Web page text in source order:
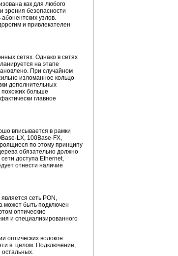
как для любого
зрения безопасности
узлов.
и привлекателен
сетях. Однако в сетях
на этапе
При случайном
изломанное кольцо
дополнительных
похожих больше
главное
вписывается в рамки
Base-LX, 100Base-FX,
по этому принципу
обязательно должно
доступа Ethernet,
отнести наличие
сеть PON,
может быть подключен
оптические
и специализированного
оптических волокон
в целом. Подключение,
остальных.